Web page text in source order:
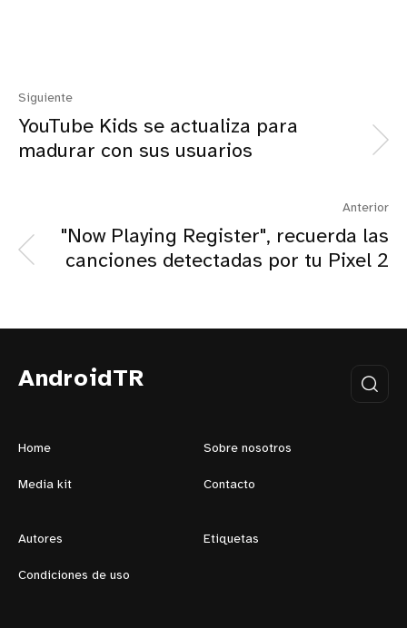
Siguiente
YouTube Kids se actualiza para
madurar con sus usuarios
Anterior
"Now Playing Register", recuerda las
canciones detectadas por tu Pixel 2
AndroidTR
Home Sobre nosotros
Media kit Contacto
Autores Etiquetas
Condiciones de uso